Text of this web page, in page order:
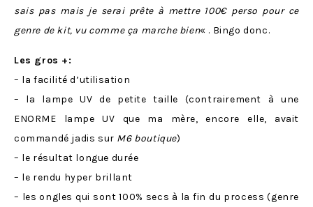
sais pas mais je serai prête à mettre 100€ perso pour ce
genre de kit, vu comme ça marche bien« . Bingo donc.
Les gros +:
– la facilité d’utilisation
– la lampe UV de petite taille (contrairement à une
ENORME lampe UV que ma mère, encore elle, avait
commandé jadis sur M6 boutique)
– le résultat longue durée
– le rendu hyper brillant
– les ongles qui sont 100% secs à la fin du process (genre